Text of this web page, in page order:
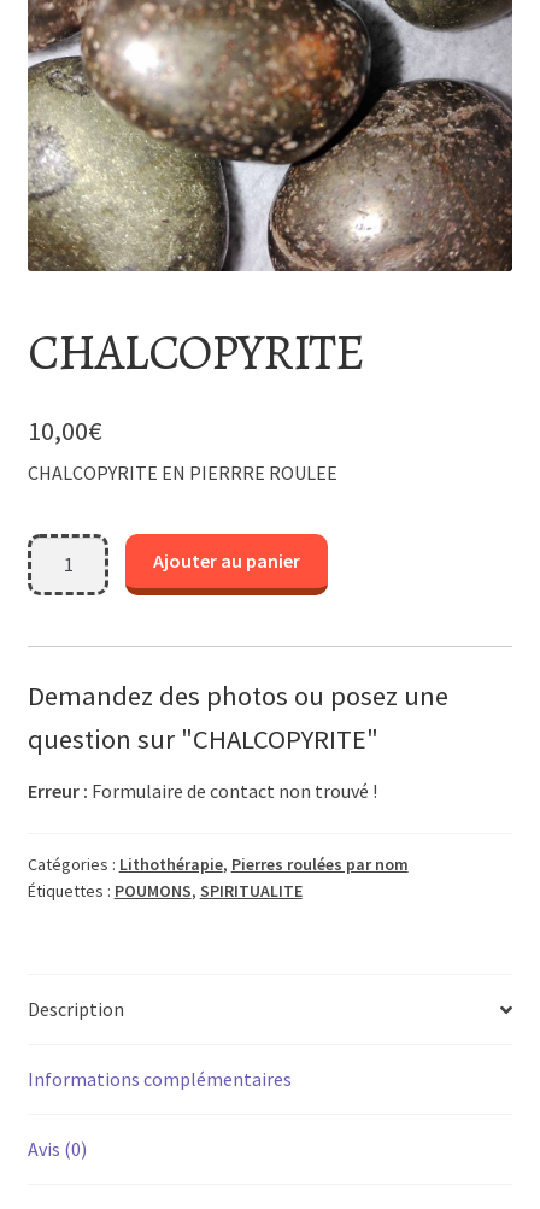
CHALCOPYRITE
10,00€
CHALCOPYRITE EN PIERRRE ROULEE
quantité
de
Ajouter au panier
Demandez des photos ou posez une
question sur "CHALCOPYRITE"
Erreur : Formulaire de contact non trouvé !
Catégories : Lithothérapie, Pierres roulées par nom
Étiquettes : POUMONS, SPIRITUALITE
Description
Informations complémentaires
Avis (0)